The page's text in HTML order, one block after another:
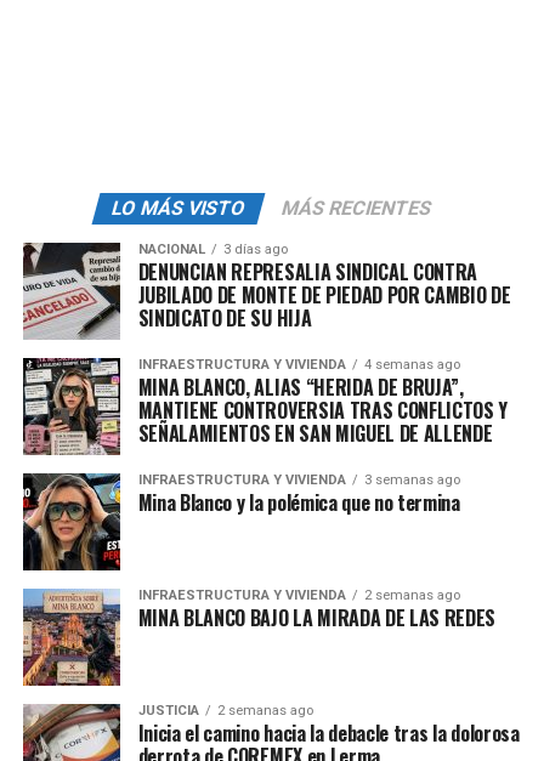
alternativa
De concretarse la aplicación de la cuota, el mayor
impacto sería para el consumidor estadounidense
debido a que el arancel se trasladará al precio final; no
obstante, en el ámbito local podría acumularse el
producto, por tanto, una estrategia será colocarlo en el
mercado nacional.
“Vamos a ver si se llega a presentar un ajuste durante
las siguientes semanas. De lo contrario una de las
repercusiones sería, de inicio, para el consumidor final;
(…) para los principales exportadores y también para lo
que está exportando Querétaro probablemente de inicio
(la afectación) sería tener acumulado el producto,
porque si hay dificultades para que entren los productos
de exportación, entonces se buscaría hacer una
distribución directa aquí en el estado o en el país”,
expresó.
LO MÁS VISTO MÁS RECIENTES
NACIONAL 3 días ago
DENUNCIAN REPRESALIA SINDICAL CONTRA
JUBILADO DE MONTE DE PIEDAD POR CAMBIO DE
SINDICATO DE SU HIJA
INFRAESTRUCTURA Y VIVIENDA 4 semanas ago
MINA BLANCO, ALIAS “HERIDA DE BRUJA”,
MANTIENE CONTROVERSIA TRAS CONFLICTOS Y
SEÑALAMIENTOS EN SAN MIGUEL DE ALLENDE
INFRAESTRUCTURA Y VIVIENDA 3 semanas ago
Mina Blanco y la polémica que no termina
INFRAESTRUCTURA Y VIVIENDA 2 semanas ago
MINA BLANCO BAJO LA MIRADA DE LAS REDES
JUSTICIA 2 semanas ago
Inicia el camino hacia la debacle tras la dolorosa